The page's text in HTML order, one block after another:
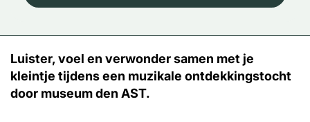
Luister, voel en verwonder samen met je
kleintje tijdens een muzikale ontdekkingstocht
door museum den AST.